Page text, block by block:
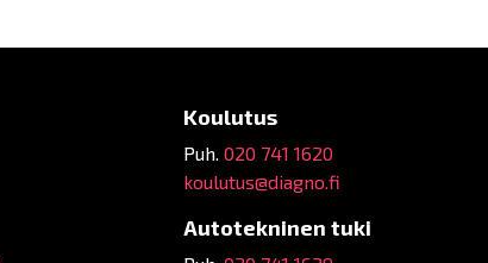
Koulutus
Puh. 020 741 1620
koulutus@diagno.fi
Autotekninen tuki